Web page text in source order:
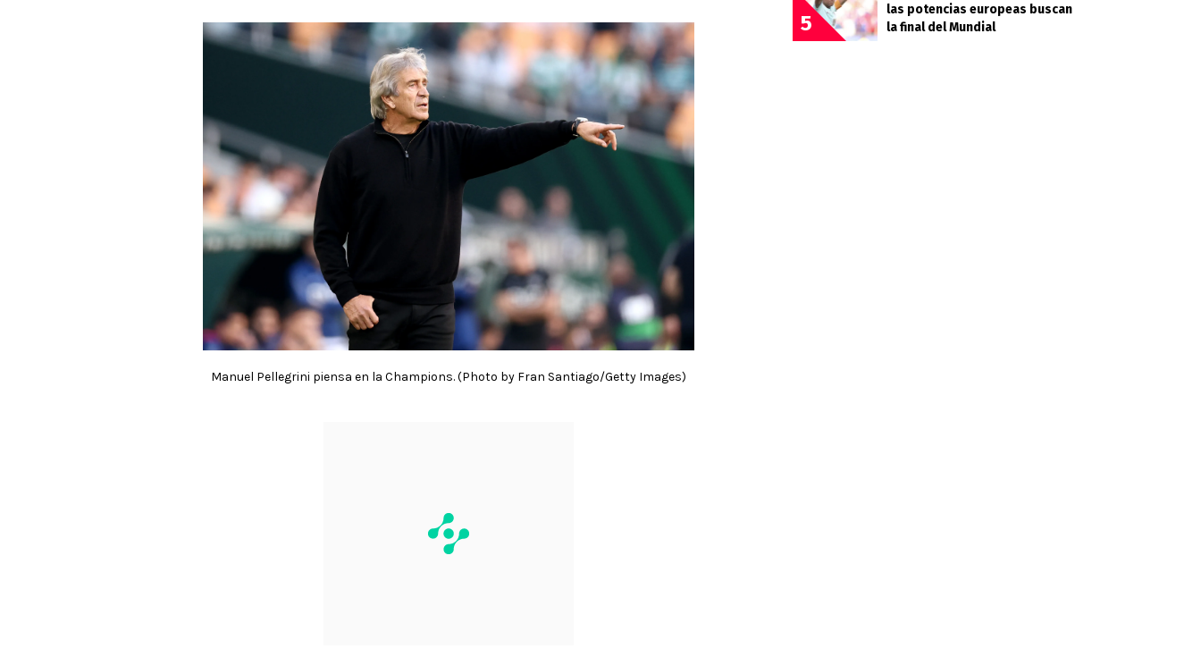
Manuel Pellegrini piensa en la Champions. (Photo by Fran Santiago/Getty Images)
5
las potencias europeas buscan
la final del Mundial